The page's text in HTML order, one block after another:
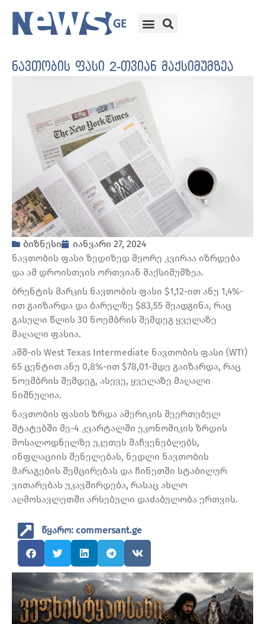
ნავთობის ფასი 2-თვიან მაქსიმუმზეა
ბიზნესი
იანვარი 27, 2024
ნავთობის ფასი ზედიზედ მეორე კვირაა იზრდება
და ამ დროისთვის ორთვიან მაქსიმუმზეა.
ბრენტის მარკის ნავთობის ფასი $1,12-ით ანუ 1,4%-
ით გაიზარდა და ბარელზე $83,55 შეადგინა, რაც
გასული წლის 30 ნოემბრის შემდეგ ყველაზე
მაღალი ფასია.
აშშ-ის West Texas Intermediate ნავთობის ფასი (WTI)
65 ცენტით ანუ 0,8%-ით $78,01-მდე გაიზარდა, რაც
ნოემბრის შემდეგ, ასევე, ყველაზე მაღალი
ნიშნულია.
ნავთობის ფასის ზრდა ამერიკის შეერთებულ
შტატებში მე-4 კვარტალში ეკონომიკის ზრდის
მოსალოდნელზე უკეთეს მაჩვენებლებს,
ინფლაციის შენელებას, ნედლი ნავთობის
მარაგების შემცირებას და ჩინეთში სტაბილურ
ვითარებას უკავშირდება, რასაც ახლო
აღმოსავლეთში არსებული დაძაბულობა ერთვის.
წყარო: commersant.ge